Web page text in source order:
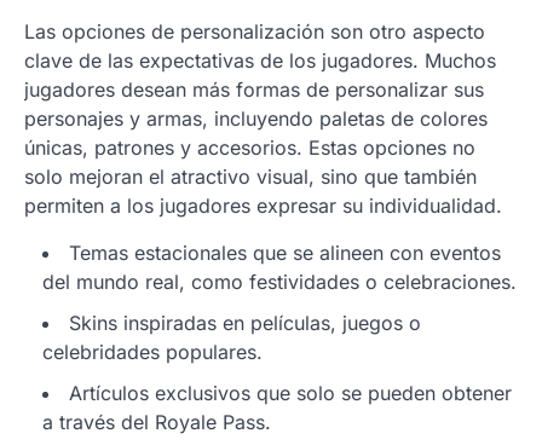
Las opciones de personalización son otro aspecto
clave de las expectativas de los jugadores. Muchos
jugadores desean más formas de personalizar sus
personajes y armas, incluyendo paletas de colores
únicas, patrones y accesorios. Estas opciones no
solo mejoran el atractivo visual, sino que también
permiten a los jugadores expresar su individualidad.
Temas estacionales que se alineen con eventos
del mundo real, como festividades o celebraciones.
Skins inspiradas en películas, juegos o
celebridades populares.
Artículos exclusivos que solo se pueden obtener
a través del Royale Pass.